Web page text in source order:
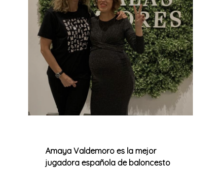
Amaya Valdemoro es la mejor
jugadora española de baloncesto